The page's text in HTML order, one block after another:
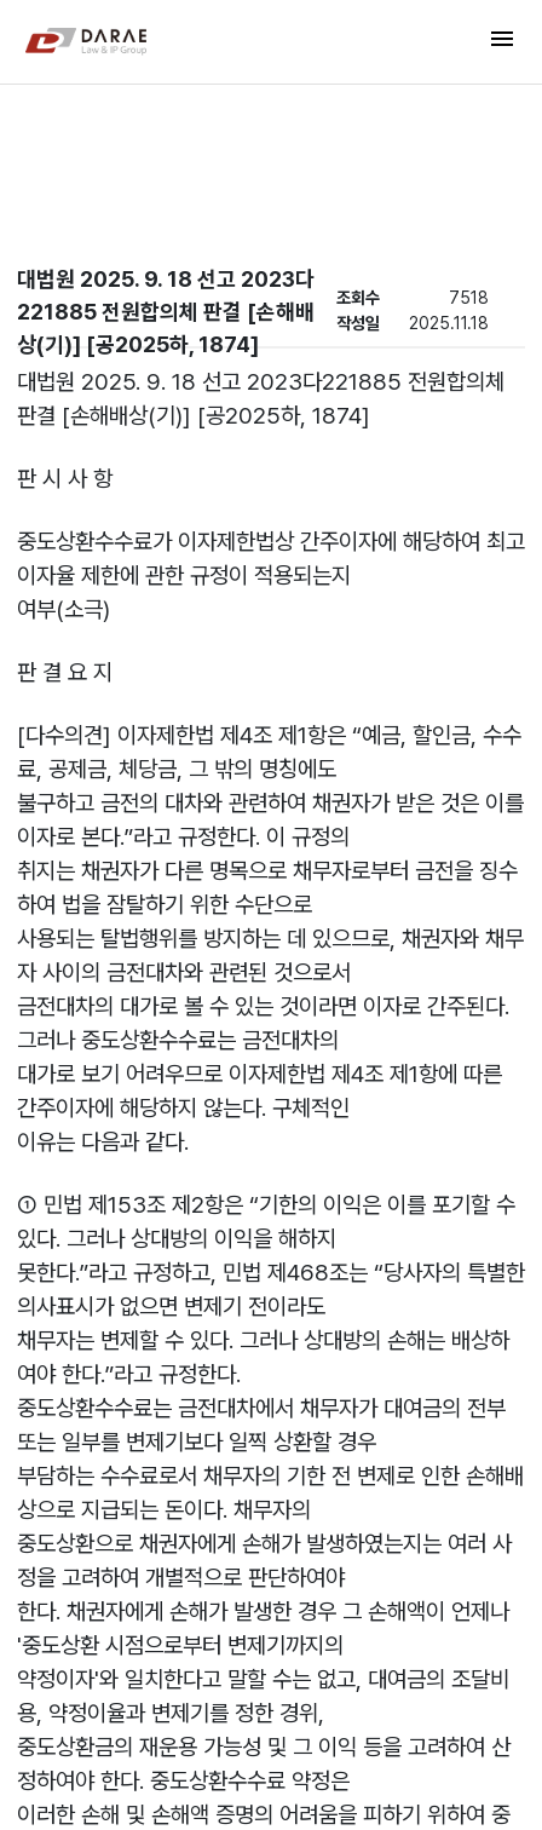
메인 메뉴 바로가기
menu
대법원 2025. 9. 18 선고 2023다
221885 전원합의체 판결 [손해배
상(기)] [공2025하, 1874]
조회수
7518
작성일
2025.11.18
대법원 2025. 9. 18 선고 2023다221885 전원합의체
판결 [손해배상(기)] [공2025하, 1874]
판 시 사 항
중도상환수수료가 이자제한법상 간주이자에 해당하여 최고
이자율 제한에 관한 규정이 적용되는지
여부(소극)
판 결 요 지
[다수의견] 이자제한법 제4조 제1항은 “예금, 할인금, 수수
료, 공제금, 체당금, 그 밖의 명칭에도
불구하고 금전의 대차와 관련하여 채권자가 받은 것은 이를
이자로 본다.”라고 규정한다. 이 규정의
취지는 채권자가 다른 명목으로 채무자로부터 금전을 징수
하여 법을 잠탈하기 위한 수단으로
사용되는 탈법행위를 방지하는 데 있으므로, 채권자와 채무
자 사이의 금전대차와 관련된 것으로서
금전대차의 대가로 볼 수 있는 것이라면 이자로 간주된다.
그러나 중도상환수수료는 금전대차의
대가로 보기 어려우므로 이자제한법 제4조 제1항에 따른
간주이자에 해당하지 않는다. 구체적인
이유는 다음과 같다.
① 민법 제153조 제2항은 “기한의 이익은 이를 포기할 수
있다. 그러나 상대방의 이익을 해하지
못한다.”라고 규정하고, 민법 제468조는 “당사자의 특별한
의사표시가 없으면 변제기 전이라도
채무자는 변제할 수 있다. 그러나 상대방의 손해는 배상하
여야 한다.”라고 규정한다.
중도상환수수료는 금전대차에서 채무자가 대여금의 전부
또는 일부를 변제기보다 일찍 상환할 경우
부담하는 수수료로서 채무자의 기한 전 변제로 인한 손해배
상으로 지급되는 돈이다. 채무자의
중도상환으로 채권자에게 손해가 발생하였는지는 여러 사
정을 고려하여 개별적으로 판단하여야
한다. 채권자에게 손해가 발생한 경우 그 손해액이 언제나
'중도상환 시점으로부터 변제기까지의
약정이자'와 일치한다고 말할 수는 없고, 대여금의 조달비
용, 약정이율과 변제기를 정한 경위,
중도상환금의 재운용 가능성 및 그 이익 등을 고려하여 산
정하여야 한다. 중도상환수수료 약정은
이러한 손해 및 손해액 증명의 어려움을 피하기 위하여 중